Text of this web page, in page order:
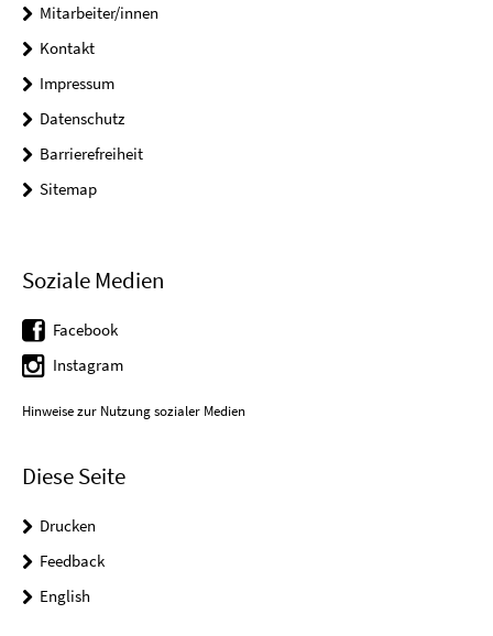
Mitarbeiter/innen
Kontakt
Impressum
Datenschutz
Barrierefreiheit
Sitemap
Soziale Medien
Facebook
Instagram
Hinweise zur Nutzung sozialer Medien
Diese Seite
Drucken
Feedback
English